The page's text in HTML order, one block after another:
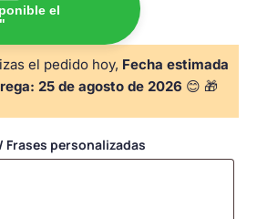
para Comunión:
el
el pedido hoy, Fecha estimada
25 de agosto de 2026 😊 🎁
personalizadas